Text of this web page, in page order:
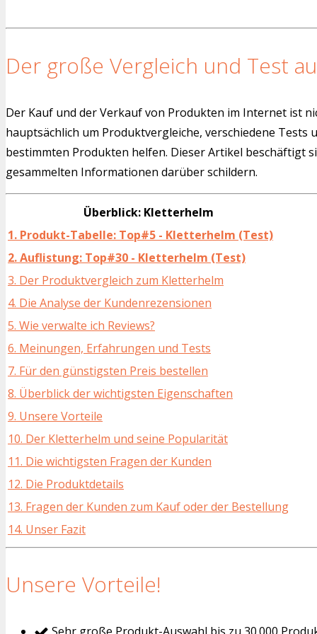
Der große Vergleich und Test
Der Kauf und der Verkauf von Produkten im Internet ist
hauptsächlich um Produktvergleiche, verschiedene Tests
bestimmten Produkten helfen. Dieser Artikel beschäftigt
gesammelten Informationen darüber schildern.
Überblick: Kletterhelm
1. Produkt-Tabelle: Top#5 - Kletterhelm (Test)
2. Auflistung: Top#30 - Kletterhelm (Test)
3. Der Produktvergleich zum Kletterhelm
4. Die Analyse der Kundenrezensionen
5. Wie verwalte ich Reviews?
6. Meinungen, Erfahrungen und Tests
7. Für den günstigsten Preis bestellen
8. Überblick der wichtigsten Eigenschaften
9. Unsere Vorteile
10. Der Kletterhelm und seine Popularität
11. Die wichtigsten Fragen der Kunden
12. Die Produktdetails
13. Fragen der Kunden zum Kauf oder der Bestellung
14. Unser Fazit
Unsere Vorteile!